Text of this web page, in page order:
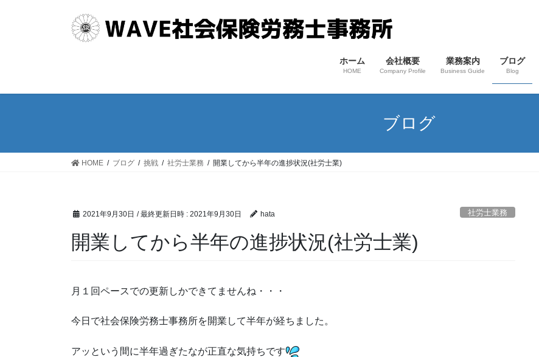
ス
ン
ホーム
HOME
会社概要
Company Profile
業務案内
Business Guide
ブログ
Blog
ブログ
HOME ブログ 挑戦 社労士業務 開業してから半年の進捗状況(社労士業)
2021年9月30日 / 最終更新日時 : 2021年9月30日 hata 社労士業務
開業してから半年の進捗状況(社労士業)
月１回ペースでの更新しかできてませんね・・・
今日で社会保険労務士事務所を開業して半年が経ちました。
アッという間に半年過ぎたなが正直な気持ちです